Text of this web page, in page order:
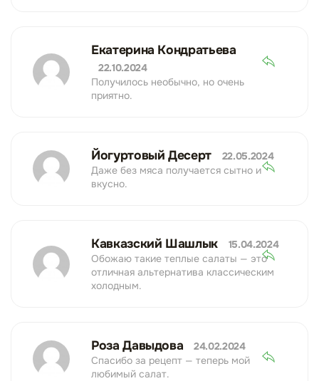
Екатерина Кондратьева
22.10.2024
Получилось необычно, но очень
приятно.
Йогуртовый Десерт
22.05.2024
Даже без мяса получается сытно и
вкусно.
Кавказский Шашлык
15.04.2024
Обожаю такие теплые салаты — это
отличная альтернатива классическим
холодным.
Роза Давыдова
24.02.2024
Спасибо за рецепт — теперь мой
любимый салат.